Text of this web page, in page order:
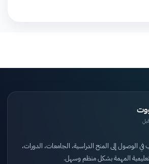
الوصول إلى المنح الدراسية، الجامعات، الدورات،
المهمة بشكل منظم وسهل.